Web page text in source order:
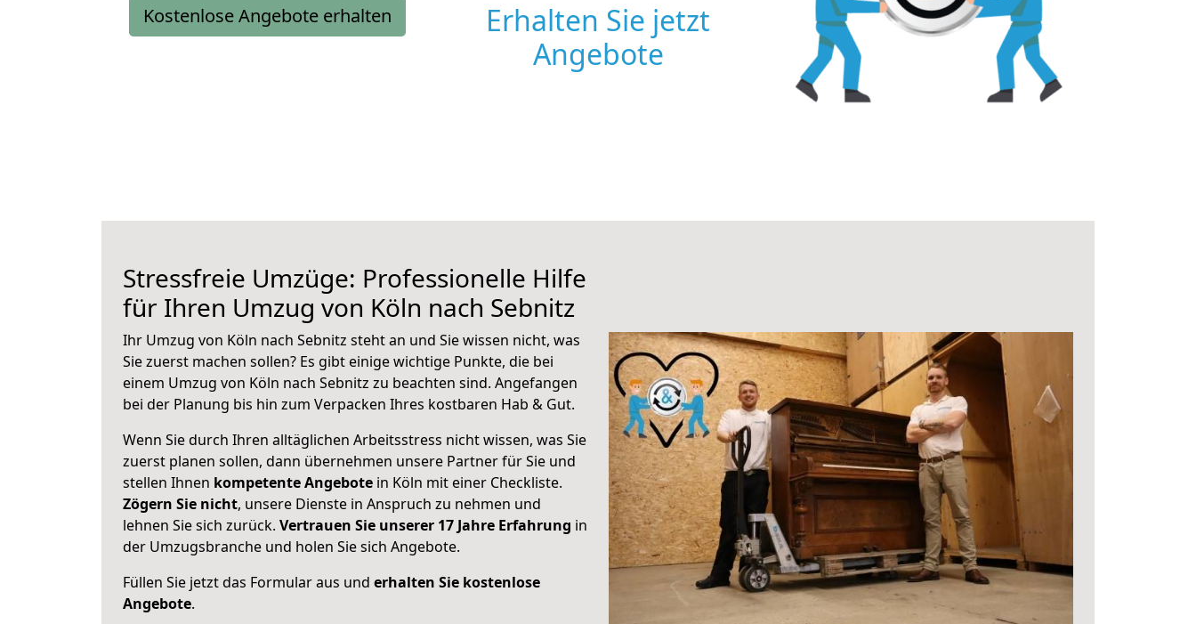
Kostenlose Angebote erhalten
Erhalten Sie jetzt
Angebote
Stressfreie Umzüge: Professionelle Hilfe
für Ihren Umzug von Köln nach Sebnitz
Ihr Umzug von Köln nach Sebnitz steht an und Sie wissen nicht, was
Sie zuerst machen sollen? Es gibt einige wichtige Punkte, die bei
einem Umzug von Köln nach Sebnitz zu beachten sind. Angefangen
bei der Planung bis hin zum Verpacken Ihres kostbaren Hab & Gut.
Wenn Sie durch Ihren alltäglichen Arbeitsstress nicht wissen, was Sie
zuerst planen sollen, dann übernehmen unsere Partner für Sie und
stellen Ihnen kompetente Angebote in Köln mit einer Checkliste.
Zögern Sie nicht, unsere Dienste in Anspruch zu nehmen und
lehnen Sie sich zurück. Vertrauen Sie unserer 17 Jahre Erfahrung in
der Umzugsbranche und holen Sie sich Angebote.
Füllen Sie jetzt das Formular aus und erhalten Sie kostenlose
Angebote.